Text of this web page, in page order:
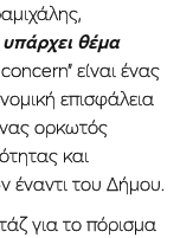
θέμα
είναι ένας
επισφάλεια
ορκωτός
και
έναντι του Δήμου.
για το πόρισμα